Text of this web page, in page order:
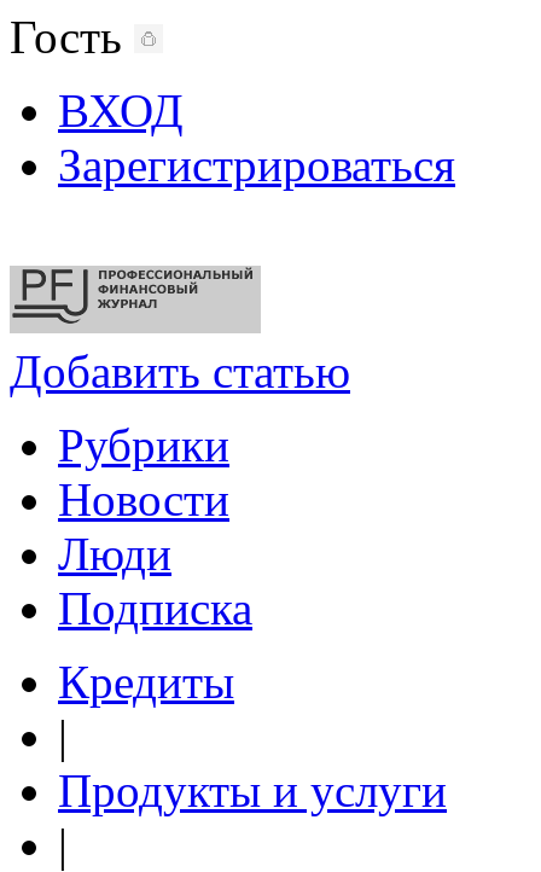
Гость
ВХОД
Зарегистрироваться
Добавить статью
Рубрики
Новости
Люди
Подписка
Кредиты
|
Продукты и услуги
|